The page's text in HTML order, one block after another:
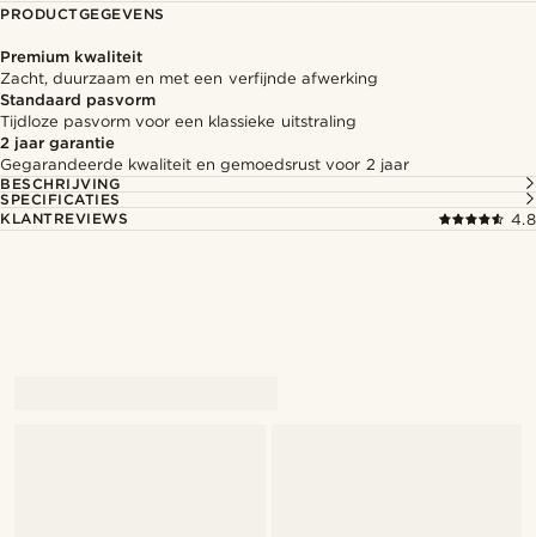
PRODUCTGEGEVENS
Premium kwaliteit
Zacht, duurzaam en met een verfijnde afwerking
Standaard pasvorm
Tijdloze pasvorm voor een klassieke uitstraling
2 jaar garantie
Gegarandeerde kwaliteit en gemoedsrust voor 2 jaar
BESCHRIJVING
SPECIFICATIES
KLANTREVIEWS
4.8